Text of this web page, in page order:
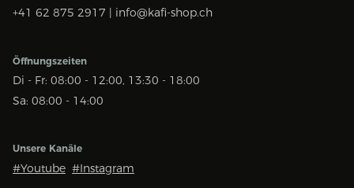
+41 62 875 2917 |
info@kafi-shop.ch
Öffnungszeiten
Di - Fr: 08:00 - 12:00, 13:30 - 18:00
Sa: 08:00 - 14:00
Unsere Kanäle
#Youtube #Instagram